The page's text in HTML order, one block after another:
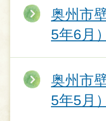
奥州市
5年6月）
奥州市
5年5月）